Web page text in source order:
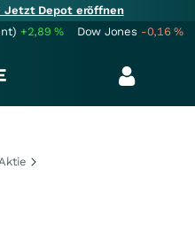
Jetzt Depot eröffnen
+2,89% Dow Jones -0,16%